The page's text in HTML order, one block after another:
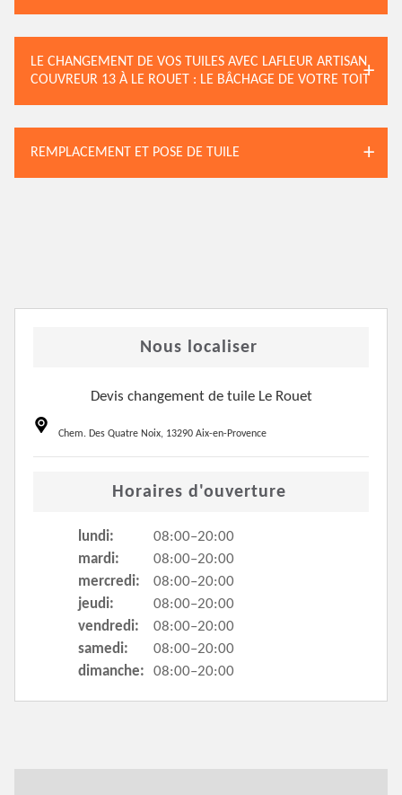
LE CHANGEMENT DE VOS TUILES AVEC LAFLEUR ARTISAN
COUVREUR 13 À LE ROUET : LE BÂCHAGE DE VOTRE TOIT
REMPLACEMENT ET POSE DE TUILE
Nous localiser
Devis changement de tuile Le Rouet
Chem. Des Quatre Noix, 13290 Aix-en-Provence
Horaires d'ouverture
lundi:
08:00–20:00
mardi:
08:00–20:00
mercredi:
08:00–20:00
jeudi:
08:00–20:00
vendredi:
08:00–20:00
samedi:
08:00–20:00
dimanche:
08:00–20:00